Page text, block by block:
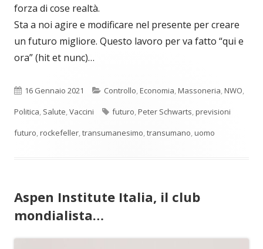
forza di cose realtà.
Sta a noi agire e modificare nel presente per creare
un futuro migliore. Questo lavoro per va fatto “qui e
ora” (hit et nunc)…
Pubblicato
16 Gennaio 2021 Categorie
Controllo,Economia,Massoneria,NWO,
Politica, Salute,Vaccini Tag
futuro,Peter Schwarts,previsioni
futuro,rockefeller,transumanesimo,transumano,uomo
Aspen Institute Italia, il club
mondialista…